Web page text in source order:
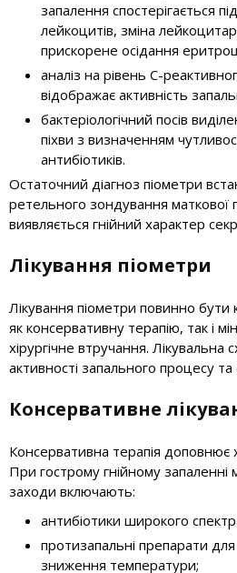
запалення спостерігається
лейкоцитів, зміна
прискорене осідання
аналіз на рівень С-
відображає активність
бактеріологічний посів
піхви з визначенням
антибіотиків.
Остаточний діагноз піометри
ретельного зондування
виявляється гнійний характер
Лікування піометри
Лікування піометри повинно бути
як консервативну терапію, так і
хірургічне втручання. Лікувальна
активності запального процесу
Консервативне
Консервативна терапія доповнює
При гострому гнійному запаленні
заходи включають:
антибіотики широкого
протизапальні препарати
зниження температури;